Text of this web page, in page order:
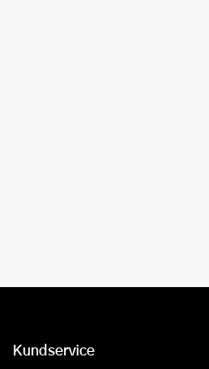
Kundservice